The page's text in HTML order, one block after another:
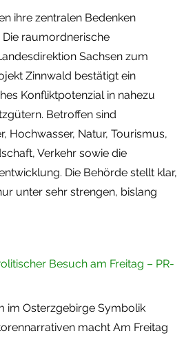
ihre zentralen Bedenken
raumordnerische
Sachsen zum
Zinnwald bestätigt ein
Konfliktpotenzial in nahezu
Betroffen sind
Hochwasser, Natur, Tourismus,
Verkehr sowie die
Die Behörde stellt klar,
unter sehr strengen, bislang
Besuch am Freitag – PR-
im Osterzgebirge Symbolik
macht Am Freitag